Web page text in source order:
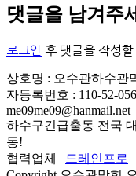
Facebook
X
Reddit
LinkedIn
Tumblr
Pinterest
Vk
이
메
댓글을 남겨주
로그인 후 댓글을 작성할
상호명 : 오수관하수관
자등록번호 : 110-52-
me09me09@hanmail.net
하수구긴급출동 전국
동!
협력업체 | 드레인프로